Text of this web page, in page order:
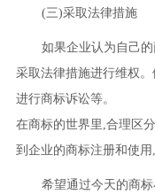
(三)采取法律措施
如果企业认为自己
采取法律措施进行维权。
进行商标诉讼等。
在商标的世界里,合理区
到企业的商标注册和使用
希望通过今天的商